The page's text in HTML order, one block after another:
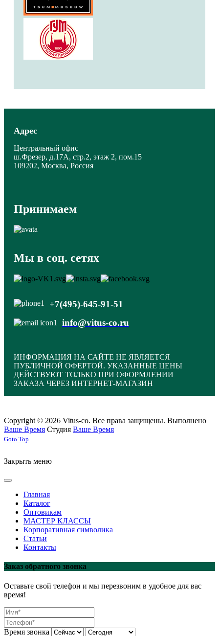
Адрес
Центральный офис
ш.Фрезер, д.17А, стр.2, этаж 2, пом.15
109202, Москва, Россия
Принимаем
Мы в соц. сетях
+7(495)-645-91-51
info@vitus-co.ru
ИНФОРМАЦИЯ НА САЙТЕ НЕ ЯВЛЯЕТСЯ
ПУБЛИЧНОЙ ОФЕРТОЙ. УКАЗАННЫЕ ЦЕНЫ
ДЕЙСТВУЮТ ТОЛЬКО ПРИ ОФОРМЛЕНИИ
ЗАКАЗА ЧЕРЕЗ ИНТЕРНЕТ-МАГАЗИН
Copyright © 2026 Vitus-co. Все права защищены. Выполнено
Ваше Время Студия Ваше Время
Joomla! 3 Templates
Goto Top
Закрыть меню
Главная
Каталог
Оптовикам
МАСТЕР КЛАССЫ
Корпоративная символика
Статьи
Контакты
Заказ обратного звонка
Оставьте свой телефон и мы перезвоним в удобное для вас
время!
Время звонка